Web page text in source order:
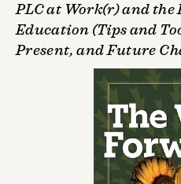
PLC at Work(r) and
Education (Tips and
Present, and Future